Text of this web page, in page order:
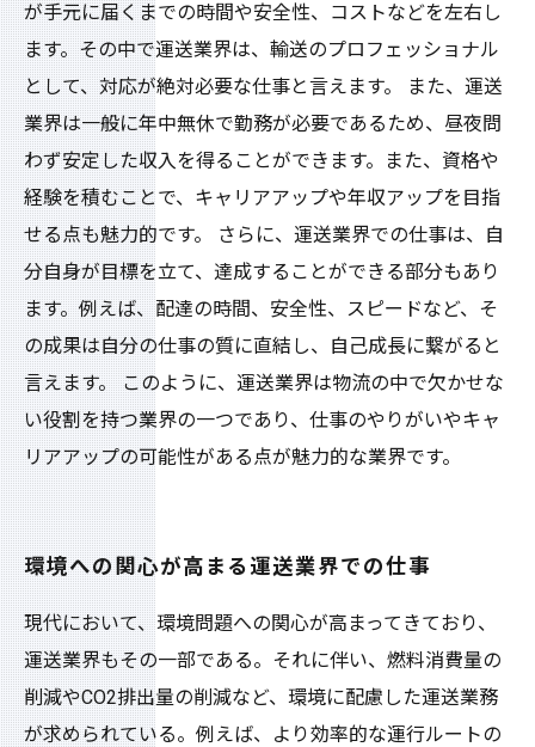
が手元に届くまでの時間や安全性、コストなどを左右し
ます。その中で運送業界は、輸送のプロフェッショナル
として、対応が絶対必要な仕事と言えます。 また、運送
業界は一般に年中無休で勤務が必要であるため、昼夜問
わず安定した収入を得ることができます。また、資格や
経験を積むことで、キャリアアップや年収アップを目指
せる点も魅力的です。 さらに、運送業界での仕事は、自
分自身が目標を立て、達成することができる部分もあり
ます。例えば、配達の時間、安全性、スピードなど、そ
の成果は自分の仕事の質に直結し、自己成長に繋がると
言えます。 このように、運送業界は物流の中で欠かせな
い役割を持つ業界の一つであり、仕事のやりがいやキャ
リアアップの可能性がある点が魅力的な業界です。
環境への関心が高まる運送業界での仕事
現代において、環境問題への関心が高まってきており、
運送業界もその一部である。それに伴い、燃料消費量の
削減やCO2排出量の削減など、環境に配慮した運送業務
が求められている。例えば、より効率的な運行ルートの